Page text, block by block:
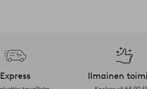
Express Ilmainen